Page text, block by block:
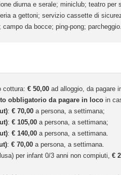
diurna e serale; miniclub; teatro
a gettoni; servizio cassette di
da bocce; ping-pong; parcheggio.
cottura: € 50,00 ad alloggio, da pagare
obbligatorio da pagare in loco in
: € 70,00 a persona, a settimana;
: € 105,00 a persona, a settimana;
: € 140,00 a persona, a settimana.
: € 70,00 a persona, a settimana.
per infant 0/3 anni non compiuti, €